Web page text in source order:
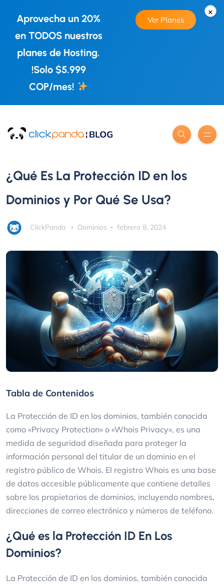
×
Aprovecha un 20%
en TODOS nuestros
planes de Hosting.
!Solo $5.999
COP/mes!
Ver Planes
¿Qué Es La Protección ID en los
Dominios y Por Qué Se Usa?
ClickPanda Dominios febrero 8, 2024
Tabla de Contenidos
La Protección de ID en los dominios, también conocida
como «Privacy Protection» o «Whois Privacy», es una
medida de seguridad diseñada para proteger la
información personal del titular de un dominio en el
registro público de Whois. El registro Whois es una base
de datos accesible públicamente que contiene detalles
sobre los propietarios de dominios, incluyendo nombres,
direcciones de correo electrónico y números de teléfono.
¿Qué es la Protección ID En Los
Dominios?
La Protección de ID en los dominios, también conocida